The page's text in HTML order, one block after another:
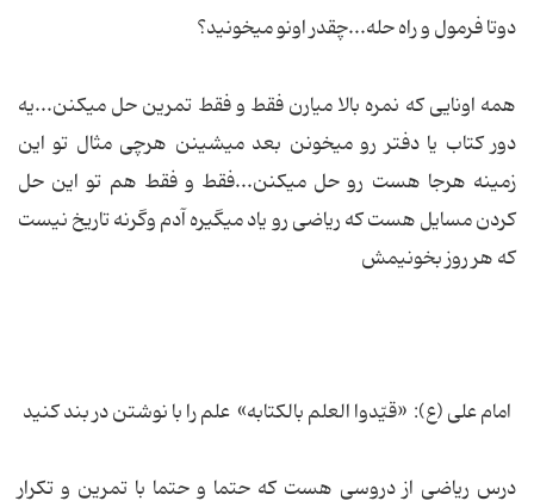
دوتا فرمول و راه حله...چقدر اونو میخونید؟
همه اونایی که نمره بالا میارن فقط و فقط تمرین حل میکنن...یه
دور کتاب یا دفتر رو میخونن بعد میشینن هرچی مثال تو این
زمینه هرجا هست رو حل میکنن...فقط و فقط هم تو این حل
کردن مسایل هست که ریاضی رو یاد میگیره آدم وگرنه تاریخ نیست
که هر روز بخونیمش
امام علی (ع): «قیّدوا العلم بالکتابه» علم را با نوشتن در بند کنید
درس ریاضی از دروسی هست که حتما و حتما با تمرین و تکرار